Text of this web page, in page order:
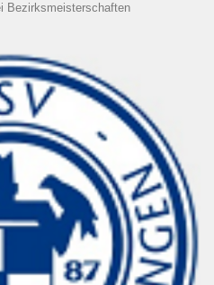
Bezirksmeisterschaften